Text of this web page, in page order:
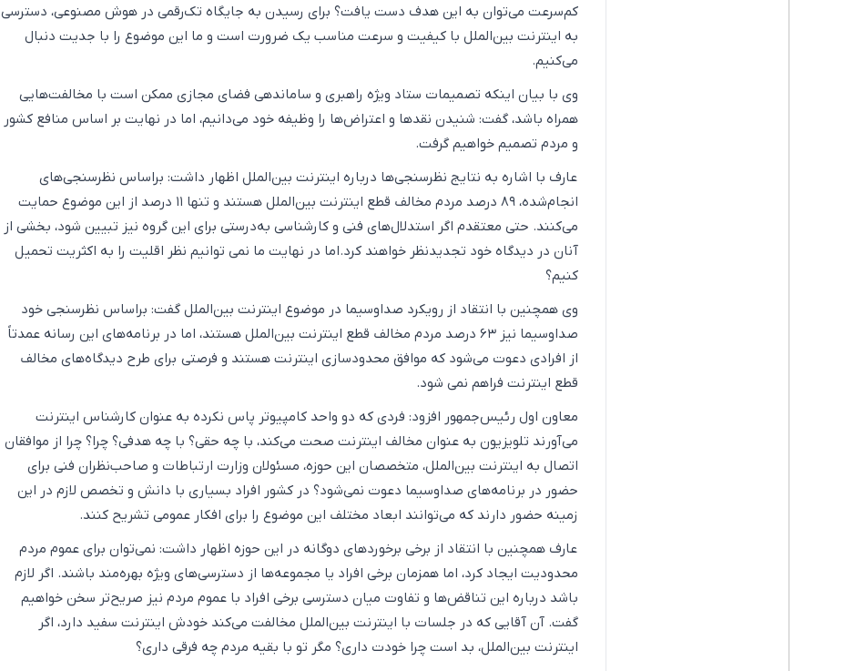
کم‌سرعت می‌توان به این هدف دست یافت؟ برای رسیدن به جایگاه تک‌رقمی در هوش مصنوعی، دسترسی
به اینترنت بین‌الملل با کیفیت و سرعت مناسب یک ضرورت است و ما این موضوع را با جدیت دنبال
می‌کنیم.
وی با بیان اینکه تصمیمات ستاد ویژه راهبری و ساماندهی فضای مجازی ممکن است با مخالفت‌هایی
همراه باشد، گفت: شنیدن نقدها و اعتراض‌ها را وظیفه خود می‌دانیم، اما در نهایت بر اساس منافع کشور
و مردم تصمیم خواهیم گرفت.
عارف با اشاره به نتایج نظرسنجی‌ها درباره اینترنت بین‌الملل اظهار داشت: براساس نظرسنجی‌های
انجام‌شده، ۸۹ درصد مردم مخالف قطع اینترنت بین‌الملل هستند و تنها ۱۱ درصد از این موضوع حمایت
می‌کنند. حتی معتقدم اگر استدلال‌های فنی و کارشناسی به‌درستی برای این گروه نیز تبیین شود، بخشی از
آنان در دیدگاه خود تجدیدنظر خواهند کرد.اما در نهایت ما نمی توانیم نظر اقلیت را به اکثریت تحمیل
کنیم؟
وی همچنین با انتقاد از رویکرد صداوسیما در موضوع اینترنت بین‌الملل گفت: براساس نظرسنجی خود
صداوسیما نیز ۶۳ درصد مردم مخالف قطع اینترنت بین‌الملل هستند، اما در برنامه‌های این رسانه عمدتاً
از افرادی دعوت می‌شود که موافق محدودسازی اینترنت هستند و فرصتی برای طرح دیدگاه‌های مخالف
قطع اینترنت فراهم نمی شود.
معاون اول رئیس‌جمهور افزود: فردی که دو واحد کامپیوتر پاس نکرده به عنوان کارشناس اینترنت
می‌آورند تلویزیون به عنوان مخالف اینترنت صحت می‌کند، با چه حقی؟ با چه هدفی؟ چرا؟ چرا از موافقان
اتصال به اینترنت بین‌الملل، متخصصان این حوزه، مسئولان وزارت ارتباطات و صاحب‌نظران فنی برای
حضور در برنامه‌های صداوسیما دعوت نمی‌شود؟ در کشور افراد بسیاری با دانش و تخصص لازم در این
زمینه حضور دارند که می‌توانند ابعاد مختلف این موضوع را برای افکار عمومی تشریح کنند.
عارف همچنین با انتقاد از برخی برخوردهای دوگانه در این حوزه اظهار داشت: نمی‌توان برای عموم مردم
محدودیت ایجاد کرد، اما همزمان برخی افراد یا مجموعه‌ها از دسترسی‌های ویژه بهره‌مند باشند. اگر لازم
باشد درباره این تناقض‌ها و تفاوت میان دسترسی برخی افراد با عموم مردم نیز صریح‌تر سخن خواهیم
گفت. آن آقایی که در جلسات با اینترنت بین‌الملل مخالفت می‌کند خودش اینترنت سفید دارد، اگر
اینترنت بین‌الملل، بد است چرا خودت داری؟ مگر تو با بقیه مردم چه فرقی داری؟